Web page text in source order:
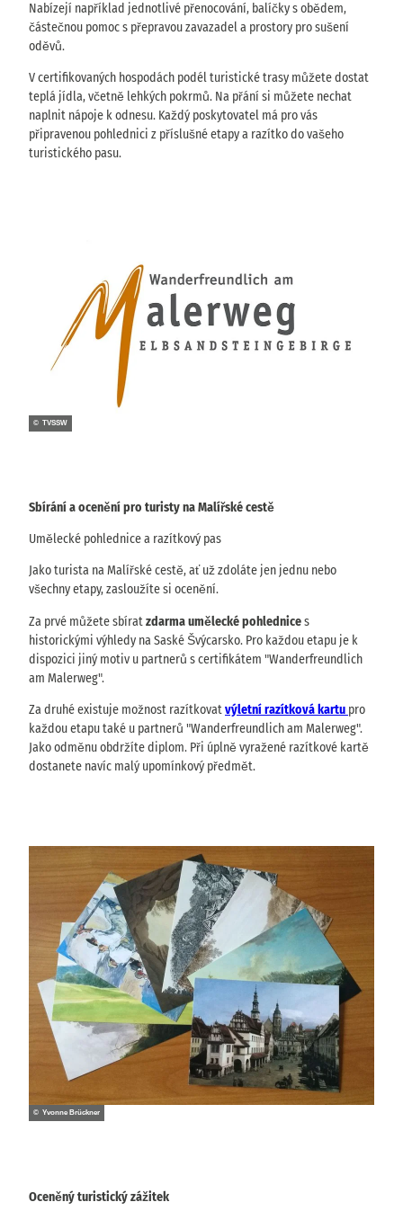
Nabízejí například jednotlivé přenocování, balíčky s obědem,
částečnou pomoc s přepravou zavazadel a prostory pro sušení
oděvů.
V certifikovaných hospodách podél turistické trasy můžete dostat
teplá jídla, včetně lehkých pokrmů. Na přání si můžete nechat
naplnit nápoje k odnesu. Každý poskytovatel má pro vás
připravenou pohlednici z příslušné etapy a razítko do vašeho
turistického pasu.
© TVSSW
Sbírání a ocenění pro turisty na Malířské cestě
Umělecké pohlednice a razítkový pas
Jako turista na Malířské cestě, ať už zdoláte jen jednu nebo
všechny etapy, zasloužíte si ocenění.
Za prvé můžete sbíratzdarma umělecké pohlednices
historickými výhledy na Saské Švýcarsko. Pro každou etapu je k
dispozici jiný motiv u partnerů s certifikátem "Wanderfreundlich
am Malerweg".
Za druhé existuje možnost razítkovatvýletní razítková kartu pro
každou etapu také u partnerů "Wanderfreundlich am Malerweg".
Jako odměnu obdržíte diplom. Při úplně vyražené razítkové kartě
dostanete navíc malý upomínkový předmět.
© Yvonne Brückner
Oceněný turistický zážitek